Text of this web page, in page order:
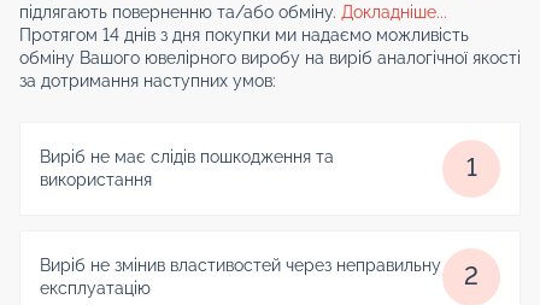
підлягають поверненню та/або обміну. Докладніше...
Протягом 14 днів з дня покупки ми надаємо можливість
обміну Вашого ювелірного виробу на виріб аналогічної якості
за дотримання наступних умов:
Виріб не має слідів пошкодження та
використання
1
Виріб не змінив властивостей через неправильну
експлуатацію
2